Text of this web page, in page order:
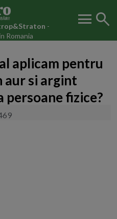
-
Romania
menu search
aplicam pentru
aur si argint
persoane fizice?